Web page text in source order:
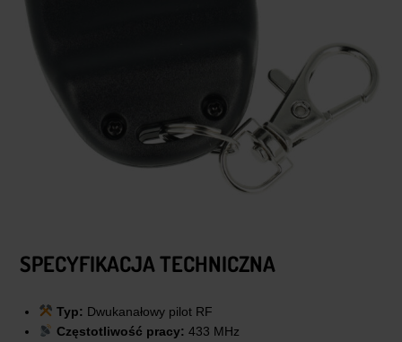
SPECYFIKACJA TECHNICZNA
Typ: Dwukanałowy pilot RF
Częstotliwość pracy: 433 MHz